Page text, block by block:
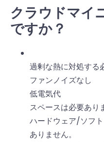
クラウドマイ
ですか？
過剰な熱に対処する
ファンノイズなし
低電気代
スペースは必要あり
ハードウェア/ソフ
ありません。